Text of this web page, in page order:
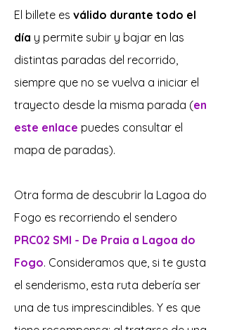
El billete es válido durante todo el
día y permite subir y bajar en las
distintas paradas del recorrido,
siempre que no se vuelva a iniciar el
trayecto desde la misma parada (en
este enlace puedes consultar el
mapa de paradas).
Otra forma de descubrir la Lagoa do
Fogo es recorriendo el sendero
PRC02 SMI - De Praia a Lagoa do
Fogo. Consideramos que, si te gusta
el senderismo, esta ruta debería ser
una de tus imprescindibles. Y es que